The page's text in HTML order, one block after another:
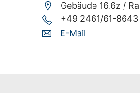
Gebäude 16.6z /
+49 2461/61-8643
E-Mail